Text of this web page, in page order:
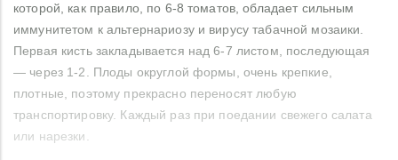
которой, как правило, по 6-8 томатов, обладает сильным
иммунитетом к альтернариозу и вирусу табачной мозаики.
Первая кисть закладывается над 6-7 листом, последующая
— через 1-2. Плоды округлой формы, очень крепкие,
плотные, поэтому прекрасно переносят любую
транспортировку. Каждый раз при поедании свежего салата
или нарезки.